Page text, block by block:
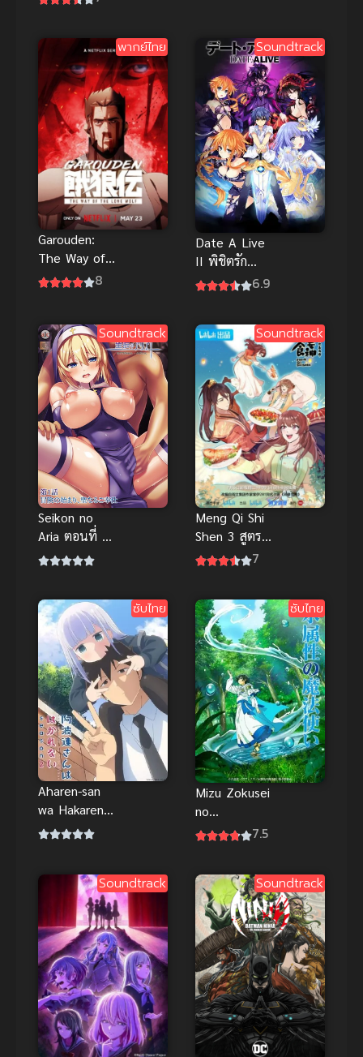
พากย์ไทย
Garouden:
The Way of
the Lone
ยอดคน
8
Soundtrack
Date A Live
II พิชิตรัก
พิทักษ์โลก6.9
Soundtrack
Seikon no
Aria ตอนที่ 1-
2 ซับไทย H-
(ประตูหลัง) |
Big สรุปก่อ
Soundtrack
Meng Qi Shi
Shen 3 สูตร
รักซินเดอเรล
7
ซับไทย
Aharen-san
wa Hakarenai
Season 2 คุณ
ด้วยยาก ภาคที่
ซับไทย
Mizu Zokusei
no
Mahoutsukai
7.5
Soundtrack Soundtrack